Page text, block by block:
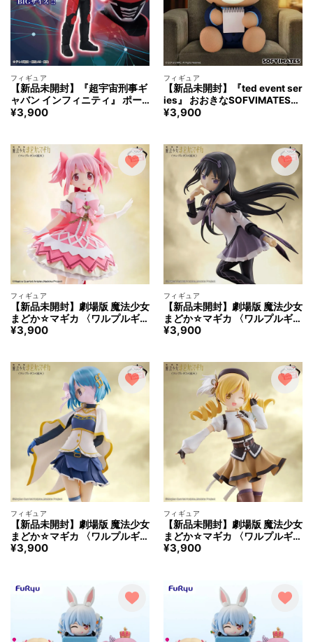
フィギュア
【新品未開封】『超宇宙刑事ギ
ャバン インフィニティ』 ポー
ジングBIGソフビ フィギュア -
¥3,900
フィギュア
【新品未開封】『ted event ser
ies』 おおきなSOFVIMATES～
テッド～ フィギュア
¥3,900
フィギュア
【新品未開封】劇場版 魔法少女
まどか☆マギカ 〈ワルプルギス
の廻天〉 鹿目まどか フィギュ
¥3,900
フィギュア
【新品未開封】劇場版 魔法少女
まどか☆マギカ 〈ワルプルギス
の廻天〉 暁美ほむら フィギュ
¥3,900
フィギュア
【新品未開封】劇場版 魔法少女
まどか☆マギカ 〈ワルプルギス
の廻天〉 美樹さやか フィギュ
¥3,900
フィギュア
【新品未開封】劇場版 魔法少女
まどか☆マギカ 〈ワルプルギス
の廻天〉 巴マミ フィギュア
¥3,900